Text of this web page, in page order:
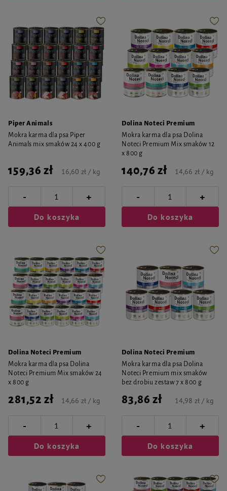
Piper Animals
Mokra karma dla psa Piper
Animals mix smaków 24 x 400 g
159,36 zł 16,60 zł / kg
- +
Do koszyka
Dolina Noteci Premium
Mokra karma dla psa Dolina
Noteci Premium Mix smaków 12
x 800 g
140,76 zł 14,66 zł / kg
- +
Do koszyka
Dolina Noteci Premium
Mokra karma dla psa Dolina
Noteci Premium Mix smaków 24
x 800 g
281,52 zł 14,66 zł / kg
- +
Do koszyka
Dolina Noteci Premium
Mokra karma dla psa Dolina
Noteci Premium mix smaków
bez drobiu zestaw 7 x 800 g
83,86 zł 14,98 zł / kg
- +
Do koszyka